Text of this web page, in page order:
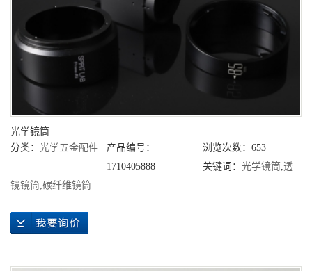
光学镜筒
分类： 光学五金配件
产品编号：
1710405888
浏览次数：653
关键词： 光学镜筒 透
镜镜筒 碳纤维镜筒